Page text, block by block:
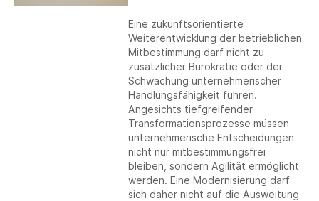
Eine zukunftsorientierte
Weiterentwicklung der betrieblichen
Mitbestimmung darf nicht zu
zusätzlicher Bürokratie oder der
Schwächung unternehmerischer
Handlungsfähigkeit führen.
Angesichts tiefgreifender
Transformationsprozesse müssen
unternehmerische Entscheidungen
nicht nur mitbestimmungsfrei
bleiben, sondern Agilität ermöglicht
werden. Eine Modernisierung darf
sich daher nicht auf die Ausweitung